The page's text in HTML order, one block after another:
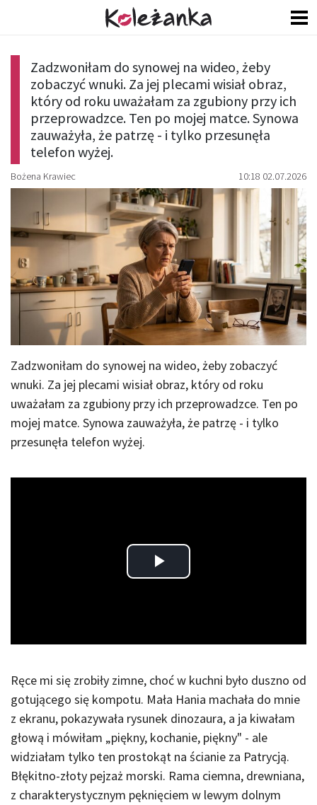
Zadzwoniłam do synowej na wideo, żeby
zobaczyć wnuki. Za jej plecami wisiał obraz,
który od roku uważałam za zgubiony przy ich
przeprowadzce. Ten po mojej matce. Synowa
zauważyła, że patrzę - i tylko przesunęła
telefon wyżej.
Bożena Krawiec 10:18 02.07.2026
Zadzwoniłam do synowej na wideo, żeby zobaczyć
wnuki. Za jej plecami wisiał obraz, który od roku
uważałam za zgubiony przy ich przeprowadzce. Ten po
mojej matce. Synowa zauważyła, że patrzę - i tylko
przesunęła telefon wyżej.
Play
Ręce mi się zrobiły zimne, choć w kuchni było duszno od
gotującego się kompotu. Mała Hania machała do mnie
z ekranu, pokazywała rysunek dinozaura, a ja kiwałam
głową i mówiłam „piękny, kochanie, piękny" - ale
widziałam tylko ten prostokąt na ścianie za Patrycją.
Błękitno-złoty pejzaż morski. Rama ciemna, drewniana,
z charakterystycznym pęknięciem w lewym dolnym